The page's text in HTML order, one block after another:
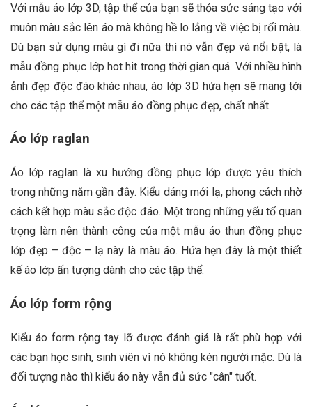
Với mẫu áo lớp 3D, tập thể của bạn sẽ thỏa sức sáng tạo với
muôn màu sắc lên áo mà không hề lo lắng về việc bị rối màu.
Dù bạn sử dụng màu gì đi nữa thì nó vẫn đẹp và nổi bật, là
mẫu đồng phục lớp hot hit trong thời gian quá. Với nhiều hình
ảnh đẹp độc đáo khác nhau, áo lớp 3D hứa hẹn sẽ mang tới
cho các tập thể một mẫu áo đồng phục đẹp, chất nhất.
Áo lớp raglan
Áo lớp raglan là xu hướng đồng phục lớp được yêu thích
trong những năm gần đây. Kiểu dáng mới lạ, phong cách nhờ
cách kết hợp màu sắc độc đáo. Một trong những yếu tố quan
trọng làm nên thành công của một mẫu áo thun đồng phục
lớp đẹp – độc – lạ này là màu áo. Hứa hẹn đây là một thiết
kế áo lớp ấn tượng dành cho các tập thể.
Áo lớp form rộng
Kiểu áo form rộng tay lỡ được đánh giá là rất phù hợp với
các bạn học sinh, sinh viên vì nó không kén người mặc. Dù là
đối tượng nào thì kiểu áo này vẫn đủ sức "cân" tuốt.